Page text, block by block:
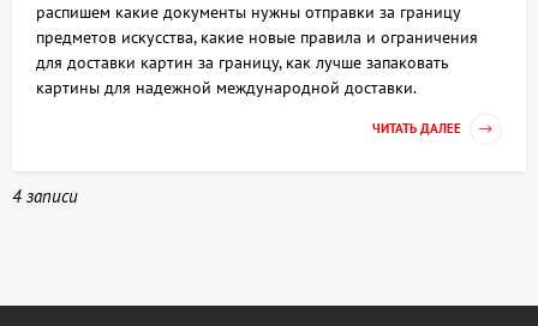
распишем какие документы нужны отправки за границу
предметов искусства, какие новые правила и ограничения
для доставки картин за границу, как лучше запаковать
картины для надежной международной доставки.
ЧИТАТЬ ДАЛЕЕ
4 записи